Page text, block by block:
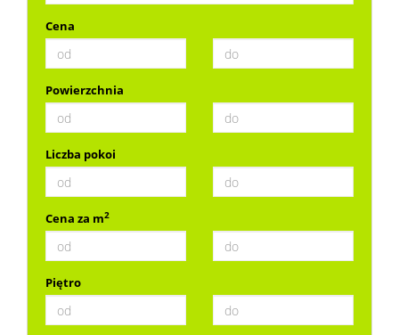
Lokale
Cena
Powierzchnia
Liczba pokoi
Cena za m2
Piętro